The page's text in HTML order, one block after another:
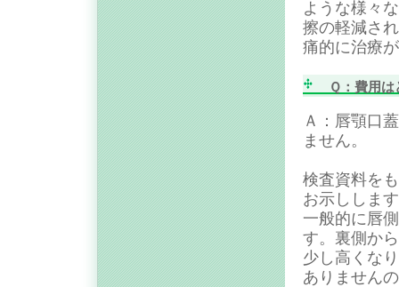
ような様々
擦の軽減さ
痛的に治療
Ｑ：費用は
Ａ：唇顎口
ません。
検査資料を
お示ししま
一般的に唇
す。裏側か
少し高くな
ありません